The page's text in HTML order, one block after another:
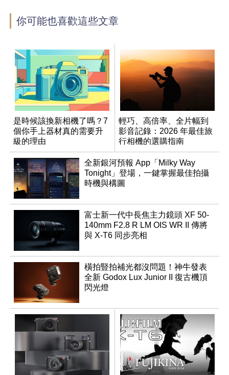
你可能也喜歡這些文章
是時候該換新相機了嗎？7
個你手上器材真的需要升
級的理由
輕巧、高倍率、全片幅到
影音記錄：2026 年最佳旅
行相機的選購指南
全新銀河預報 App「Milky Way
Tonight」登場，一鍵掌握最佳拍攝
時機與構圖
富士新一代中長焦主力鏡頭 XF 50-
140mm F2.8 R LM OIS WR II 傳將
與 X-T6 同步亮相
橫拍豎拍補光都沒問題！神牛發表
全新 Godox Lux Junior II 復古機頂
閃光燈